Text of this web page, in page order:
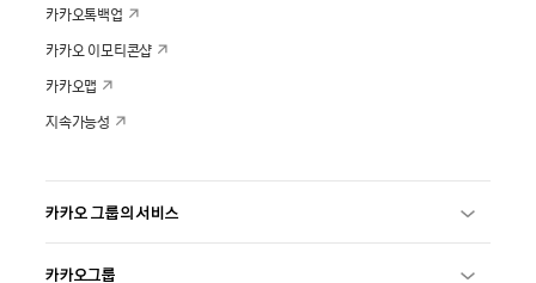
카카오톡백업
카카오 이모티콘샵
카카오맵
지속가능성
카카오 그룹의 서비스
카카오그룹